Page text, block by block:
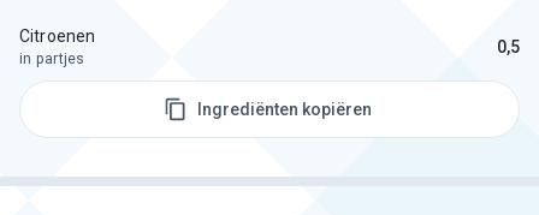
Citroenen
in partjes
0,5
Ingrediënten kopiëren